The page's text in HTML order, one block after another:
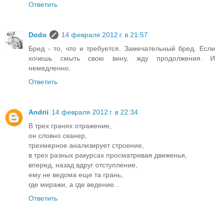
Ответить
Dodo
14 февраля 2012 г. в 21:57
Бред - то, что и требуется. Замечательный бред. Если
хочешь смыть свою вину, жду продолжения. И
немедленно.
Ответить
Andrii 14 февраля 2012 г. в 22:34
В трех гранях отражение,
он словно сканер,
трехмерное анализирует строение,
в трех разных ракурсах просматривая движенья,
вперед, назад вдруг отступление,
ему не ведома еще та грань,
где миражи, а где ведение...
Ответить